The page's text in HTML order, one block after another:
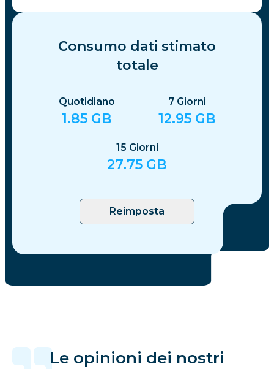
Consumo dati stimato
totale
Quotidiano
1.85 GB
7 Giorni
12.95 GB
15 Giorni
27.75 GB
Reimposta
Le opinioni dei nostri